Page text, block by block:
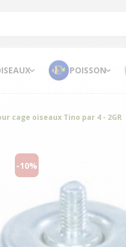
POISSON
cage oiseaux Tino par 4 - 2GR
-10%